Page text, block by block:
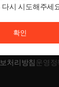
처리방침운영정
다시 시도해주세
확인